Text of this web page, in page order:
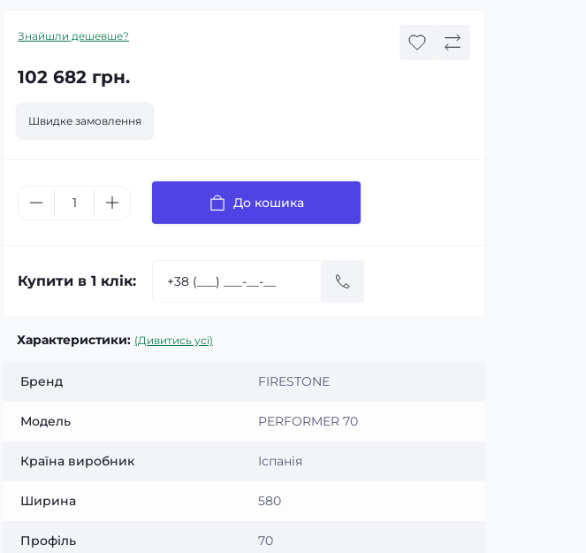
Знайшли дешевше?
102 682 грн.
Швидке замовлення
До кошика
Купити в 1 клік:
Характеристики: (Дивитись усі)
Бренд FIRESTONE
Модель PERFORMER 70
Країна виробник Іспанія
Ширина 580
Профіль 70